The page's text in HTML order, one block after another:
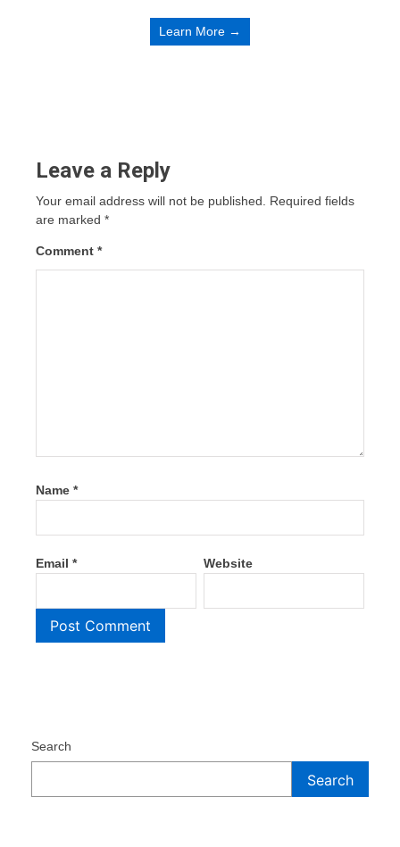
Learn More →
Leave a Reply
Your email address will not be published.
Required fields
are marked *
Comment *
Name *
Email * Website
Search
Search